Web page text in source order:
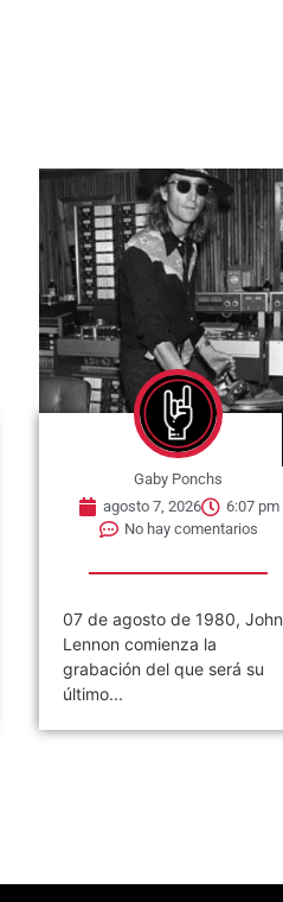
Gaby Ponchs
agosto 7, 2026
6:07 pm
No hay comentarios
07 de agosto de 1980, John
Lennon comienza la
grabación del que será su
último...